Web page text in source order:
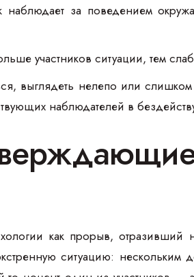
наблюдает за поведением
участников ситуации, тем
выглядеть нелепо или
наблюдателей в
как прорыв, отразивший
ситуацию: нескольким